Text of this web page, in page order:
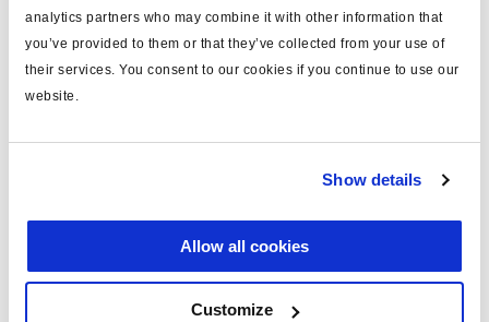
analytics partners who may combine it with other information that
you’ve provided to them or that they’ve collected from your use of
their services. You consent to our cookies if you continue to use our
website.
Show details
Allow all cookies
Customize
Prix : Pas de prix
câble d'alimentation